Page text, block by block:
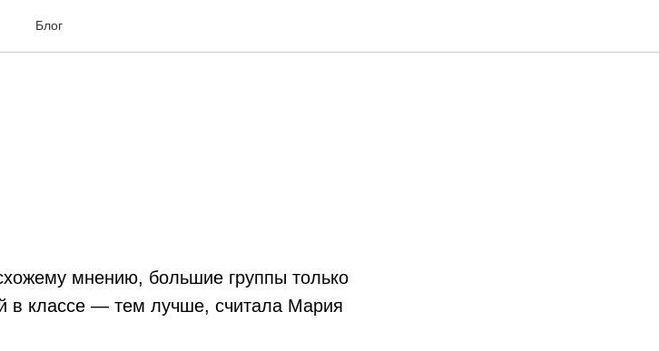
Блог быть в группе?
мнению, большие группы только
в классе — тем лучше, считала Мария